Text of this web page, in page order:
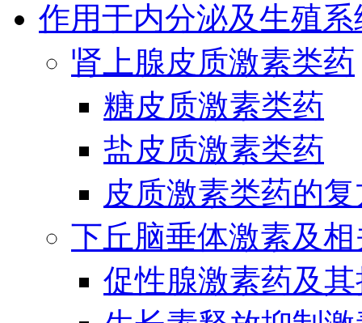
作用于内分泌及生殖
肾上腺皮质激素类药
糖皮质激素类药
盐皮质激素类药
皮质激素类药的
下丘脑垂体激素及
促性腺激素药及